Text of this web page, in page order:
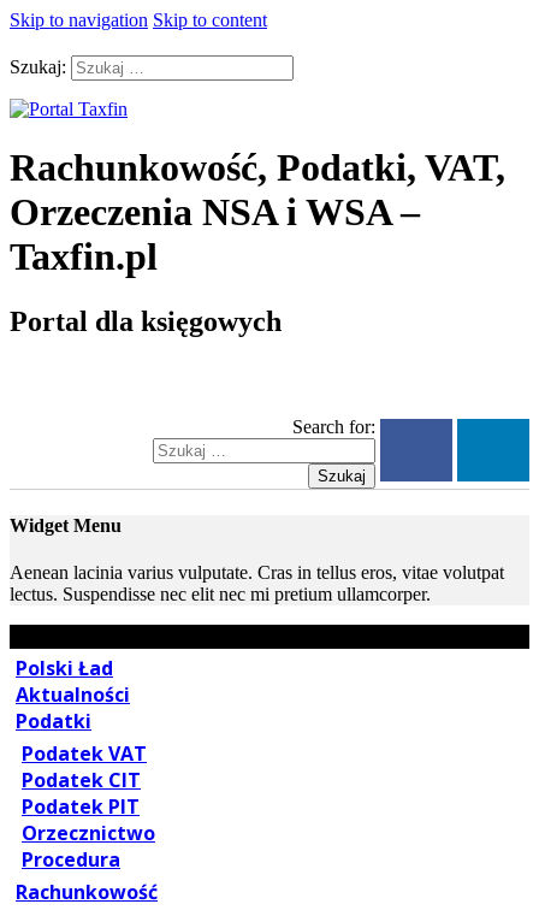
Skip to navigation Skip to content
Szukaj:
Rachunkowość, Podatki, VAT,
Orzeczenia NSA i WSA –
Taxfin.pl
Portal dla księgowych
Search for:
Szukaj
Widget Menu
Aenean lacinia varius vulputate. Cras in tellus eros, vitae volutpat
lectus. Suspendisse nec elit nec mi pretium ullamcorper.
Polski Ład
Aktualności
Podatki
Podatek VAT
Podatek CIT
Podatek PIT
Orzecznictwo
Procedura
Rachunkowość